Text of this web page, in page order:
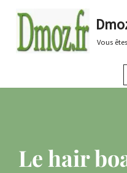
au
Vous
Le hair